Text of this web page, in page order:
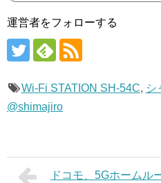
運営者をフォローする
Wi-Fi STATION SH-54C, シ
@shimajiro
ドコモ、5Gホームル